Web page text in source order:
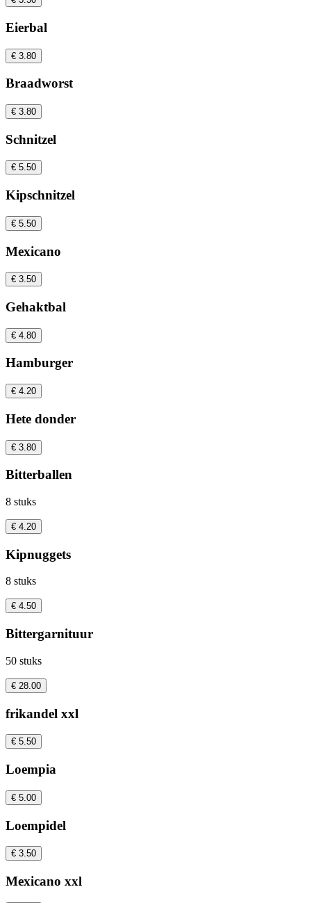
Eierbal
€ 3.80
Braadworst
€ 3.80
Schnitzel
€ 5.50
Kipschnitzel
€ 5.50
Mexicano
€ 3.50
Gehaktbal
€ 4.80
Hamburger
€ 4.20
Hete donder
€ 3.80
Bitterballen
8 stuks
€ 4.20
Kipnuggets
8 stuks
€ 4.50
Bittergarnituur
50 stuks
€ 28.00
frikandel xxl
€ 5.50
Loempia
€ 5.00
Loempidel
€ 3.50
Mexicano xxl